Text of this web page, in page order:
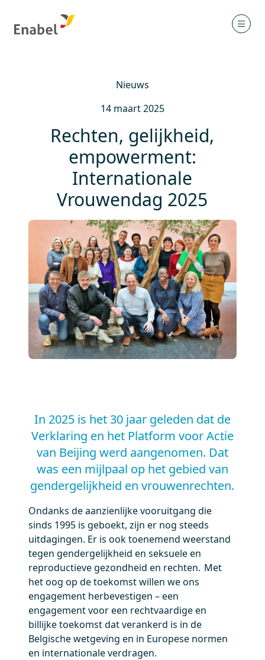
Nieuws
14 maart 2025
Rechten, gelijkheid,
empowerment:
Internationale
Vrouwendag 2025
In 2025 is het 30 jaar geleden dat de
Verklaring en het Platform voor Actie
van Beijing werd aangenomen. Dat
was een mijlpaal op het gebied van
gendergelijkheid en vrouwenrechten.
Ondanks de aanzienlijke vooruitgang die
sinds 1995 is geboekt, zijn er nog steeds
uitdagingen. Er is ook toenemend weerstand
tegen gendergelijkheid en seksuele en
reproductieve gezondheid en rechten. Met
het oog op de toekomst willen we ons
engagement herbevestigen – een
engagement voor een rechtvaardige en
billijke toekomst dat verankerd is in de
Belgische wetgeving en in Europese normen
en internationale verdragen.